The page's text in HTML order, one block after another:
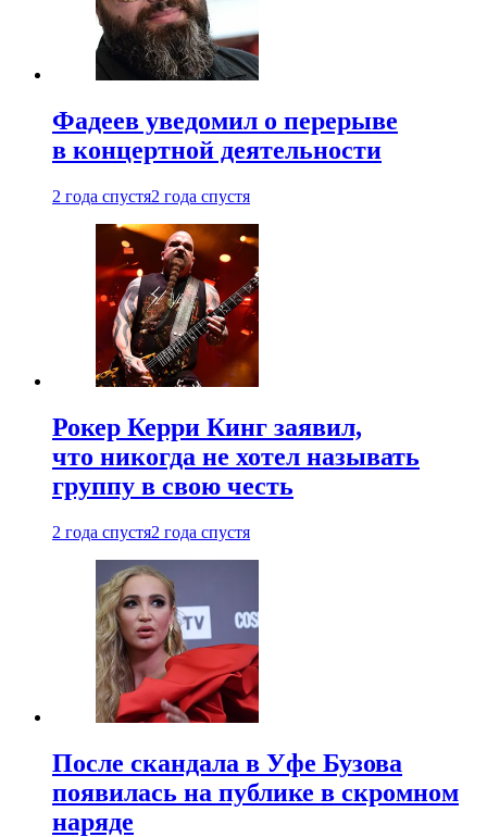
Фадеев уведомил о перерыве
в концертной деятельности
2 года спустя2 года спустя
Рокер Керри Кинг заявил,
что никогда не хотел называть
группу в свою честь
2 года спустя2 года спустя
После скандала в Уфе Бузова
появилась на публике в скромном
наряде